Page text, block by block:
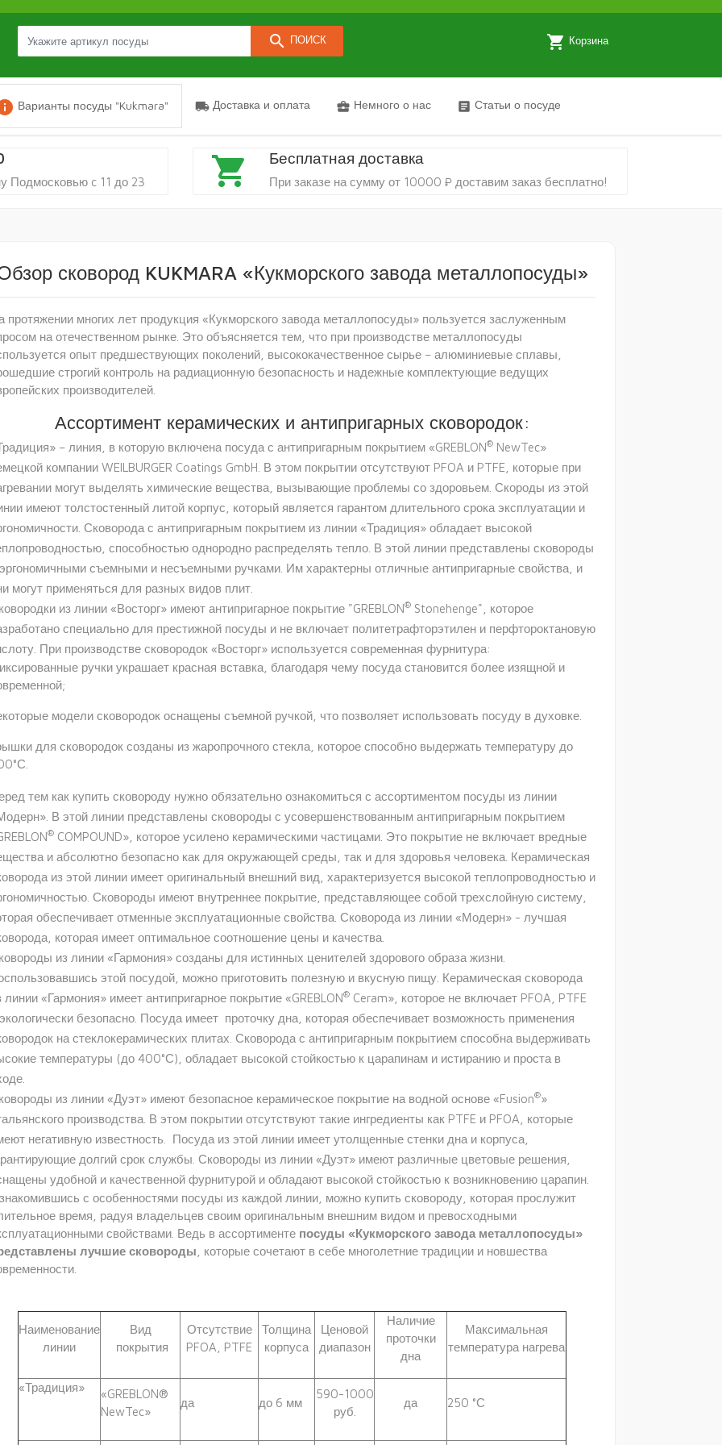
search ПОИСК local_grocery_store Корзина
Варианты посуды "Kukmara" local_shipping Доставка и оплата business_center Немного о нас article Статьи о посуде
Подмосковью c 11 до 23 shopping_cart Бесплатная доставка
При заказе на сумму от 10000 ₽ доставим заказ бесплатно!
сковород KUKMARA «Кукморского завода металлопосуды»
протяжении многих лет продукция «Кукморского завода металлопосуды» пользуется заслуженным
на отечественном рынке. Это объясняется тем, что при производстве металлопосуды
опыт предшествующих поколений, высококачественное сырье – алюминиевые сплавы,
строгий контроль на радиационную безопасность и надежные комплектующие ведущих
производителей.
Ассортимент керамических и антипригарных сковородок:
– линия, в которую включена посуда с антипригарным покрытием «GREBLON®NewTec»
компании WEILBURGER Coatings GmbH. В этом покрытии отсутствуют PFOA и PTFE, которые при
могут выделять химические вещества, вызывающие проблемы со здоровьем. Скороды из этой
имеют толстостенный литой корпус, который является гарантом длительного срока эксплуатации и
Сковорода с антипригарным покрытием из линии «Традиция» обладает высокой
способностью однородно распределять тепло. В этой линии представлены сковороды
съемными и несъемными ручками. Им характерны отличные антипригарные свойства, и
могут применяться для разных видов плит.
из линии «Восторг» имеют антипригарное покрытие "GREBLON®Stonehenge", которое
специально для престижной посуды и не включает политетрафторэтилен и перфтороктановую
При производстве сковородок «Восторг» используется современная фурнитура:
ручки украшает красная вставка, благодаря чему посуда становится более изящной и
модели сковородок оснащены съемной ручкой, что позволяет использовать посуду в духовке.
для сковородок созданы из жаропрочного стекла, которое способно выдержать температуру до
тем как купить сковороду нужно обязательно ознакомиться с ассортиментом посуды из линии
В этой линии представлены сковороды с усовершенствованным антипригарным покрытием
®COMPOUND», которое усилено керамическими частицами. Это покрытие не включает вредные
и абсолютно безопасно как для окружающей среды, так и для здоровья человека. Керамическая
из этой линии имеет оригинальный внешний вид, характеризуется высокой теплопроводностью и
Сковороды имеют внутреннее покрытие, представляющее собой трехслойную систему,
обеспечивает отменные эксплуатационные свойства. Сковорода из линии «Модерн» - лучшая
которая имеет оптимальное соотношение цены и качества.
из линии «Гармония» созданы для истинных ценителей здорового образа жизни.
этой посудой, можно приготовить полезную и вкусную пищу. Керамическая сковорода
линии «Гармония» имеет антипригарное покрытие «GREBLON®Ceram», которое не включает PFOA, PTFE
безопасно. Посуда имеет проточку дна, которая обеспечивает возможность применения
на стеклокерамических плитах. Сковорода с антипригарным покрытием способна выдерживать
температуры (до 400°С), обладает высокой стойкостью к царапинам и истиранию и проста в
из линии «Дуэт» имеют безопасное керамическое покрытие на водной основе «Fusion®»
производства. В этом покрытии отсутствуют такие ингредиенты как PTFE и PFOA, которые
негативную известность. Посуда из этой линии имеет утолщенные стенки дна и корпуса,
долгий срок службы. Сковороды из линии «Дуэт» имеют различные цветовые решения,
удобной и качественной фурнитурой и обладают высокой стойкостью к возникновению царапин.
с особенностями посуды из каждой линии, можно купить сковороду, которая прослужит
время, радуя владельцев своим оригинальным внешним видом и превосходными
свойствами. Ведь в ассортименте посуды «Кукморского завода металлопосуды»
лучшие сковороды , которые сочетают в себе многолетние традиции и новшества
Наименование
линии
Вид
покрытия
Отсутствие
PFOA, PTFE
Толщина
корпуса
Ценовой
диапазон
Наличие
проточки
дна
Максимальная
температура нагрева
«Традиция»
«GREBLON®
NewTec»
да до 6 мм
590-1000
руб.
да 250 °С